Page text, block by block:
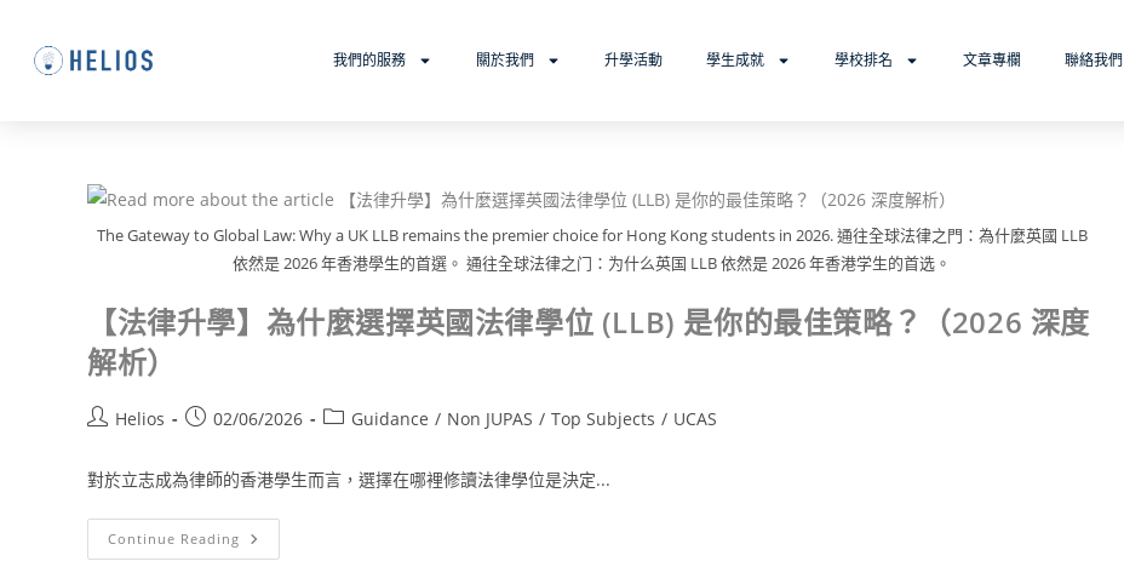
我們的服務 關於我們 升學活動 學生成就 學校排名 文章專欄 聯絡我們
The Gateway to Global Law: Why a UK LLB remains the premier choice for Hong Kong students in 2026. 通往全球法律之門：為什麼英國 LLB
依然是 2026 年香港學生的首選。 通往全球法律之门：为什么英国 LLB 依然是 2026 年香港学生的首选。
【法律升學】為什麼選擇英國法律學位 (LLB) 是你的最佳策略？（2026 深度
解析）
Helios 02/06/2026 Guidance / Non JUPAS / Top Subjects / UCAS
對於立志成為律師的香港學生而言，選擇在哪裡修讀法律學位是決定...
Continue Reading